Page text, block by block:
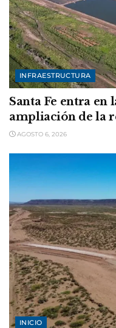
INFRAESTRUCTURA
Santa Fe entra en
ampliación de la
AGOSTO 6, 2026
INICIO